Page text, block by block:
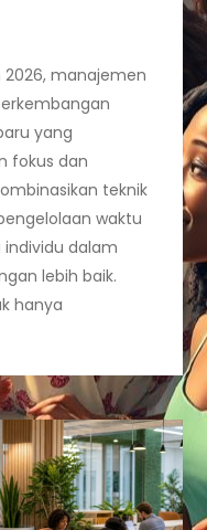
manajemen
yang
fokus dan
teknik
waktu
dalam
lebih baik.
hanya